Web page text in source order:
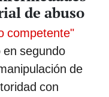
de abuso
competente"
segundo
de
con